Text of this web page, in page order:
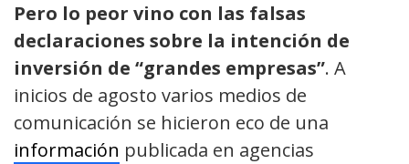
Pero lo peor vino con las falsas
declaraciones sobre la intención de
inversión de “grandes empresas”. A
inicios de agosto varios medios de
comunicación se hicieron eco de una
información publicada en agencias